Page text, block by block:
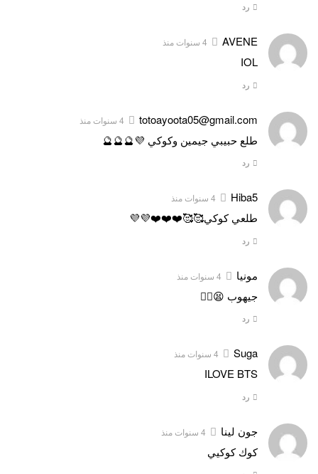
رد
AVENE 4 سنوات منذ
IOL
رد
totoayoota05@gmail.com 4 سنوات منذ
طلع حبيبي جيمين وكوكي 💜🔮🔮🔮
رد
Hiba5 4 سنوات منذ
طلعي كوكي🥰🥰❤️❤️❤️💜💜
رد
مونيا 4 سنوات منذ
جيهوب 😫❤️‍🔥
رد
Suga 4 سنوات منذ
ILOVE BTS
رد
جون لينا 4 سنوات منذ
كوك كوكيي